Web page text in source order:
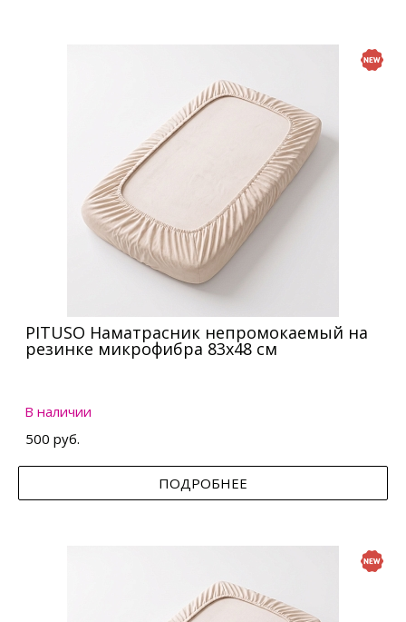
PITUSO Наматрасник непромокаемый на
резинке микрофибра 83х48 см
В наличии
500 руб.
ПОДРОБНЕЕ